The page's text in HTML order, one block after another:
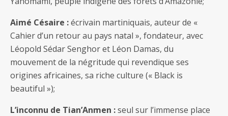
Aimé Césaire :écrivain martiniquais, auteur de «
Cahier d’un retour au pays natal », fondateur, avec
Léopold Sédar Senghor et Léon Damas, du
mouvement de la négritude qui revendique ses
origines africaines, sa riche culture (« Black is
beautiful »);
L’inconnu de Tian’Anmen :seul sur l’immense place